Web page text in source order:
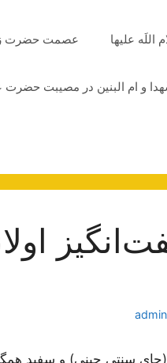
علیها عصمت حضرت
و ام البنین در مصیبت حضرت